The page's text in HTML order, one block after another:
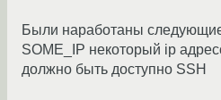
Были наработаны
SOME_IP некоторый ip
должно быть доступно SSH